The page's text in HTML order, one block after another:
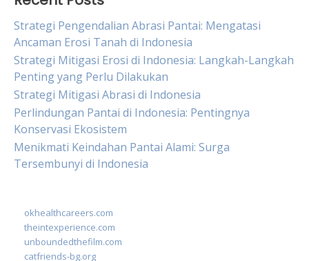
Strategi Pengendalian Abrasi Pantai: Mengatasi
Ancaman Erosi Tanah di Indonesia
Strategi Mitigasi Erosi di Indonesia: Langkah-Langkah
Penting yang Perlu Dilakukan
Strategi Mitigasi Abrasi di Indonesia
Perlindungan Pantai di Indonesia: Pentingnya
Konservasi Ekosistem
Menikmati Keindahan Pantai Alami: Surga
Tersembunyi di Indonesia
okhealthcareers.com
theintexperience.com
unboundedthefilm.com
catfriends-bg.org